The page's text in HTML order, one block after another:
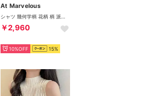
At Marvelous
￥2,960
10%OFF 15%